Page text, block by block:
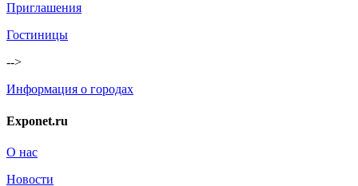
Приглашения
Гостиницы
-->
Информация о городах
Exponet.ru
О нас
Новости